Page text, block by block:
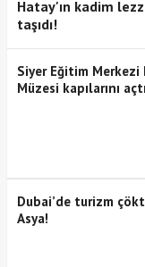
Hatay'ın kadim
taşıdı!
Siyer Eğitim Merkezi
Müzesi kapılarını
Dubai’de turizm
Asya!